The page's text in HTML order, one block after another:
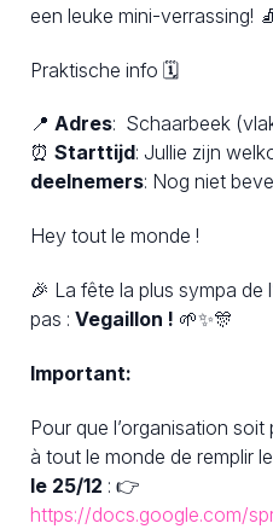
een leuke mini-verrassing!
Praktische info 🗓️
📍 Adres: Schaarbeek
⏰ Starttijd: Jullie zijn
deelnemers: Nog niet
Hey tout le monde !
🎉 La fête la plus sympa de
pas : Vegaillon ! 🌱✨🎊
Important:
Pour que l’organisation
à tout le monde de remplir
le 25/12 : 👉
https://docs.google.com/